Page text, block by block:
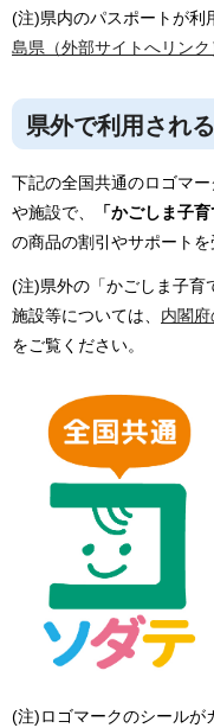
(注)県内のパスポートが利
島県（外部サイトへリンク
県外で利用され
下記の全国共通のロゴマ
や施設で、
「かごしま子
の商品の割引やサポートを
(注)県外の「かごしま子育
施設等については、 内閣府
をご覧ください。
(注)ロゴマークのシールが